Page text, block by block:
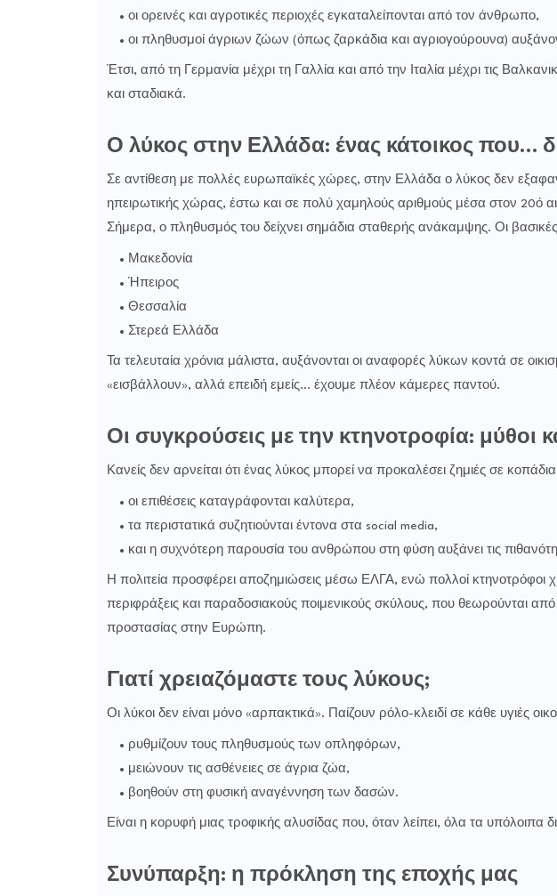
οι ορεινές και αγροτικές περιοχές εγκαταλείπονται από τον άνθρωπο,
οι πληθυσμοί άγριων ζώων (όπως ζαρκάδια και αγριογούρουνα)
Έτσι, από τη Γερμανία μέχρι τη Γαλλία και από την Ιταλία μέχρι τις
και σταδιακά.
Ο λύκος στην Ελλάδα: ένας κάτοικος που…
Σε αντίθεση με πολλές ευρωπαϊκές χώρες, στην Ελλάδα ο λύκος δεν
ηπειρωτικής χώρας, έστω και σε πολύ χαμηλούς αριθμούς μέσα στον 20ό
Σήμερα, ο πληθυσμός του δείχνει σημάδια σταθερής ανάκαμψης. Οι βασικές
Μακεδονία
Ήπειρος
Θεσσαλία
Στερεά Ελλάδα
Τα τελευταία χρόνια μάλιστα, αυξάνονται οι αναφορές λύκων κοντά σε
«εισβάλλουν», αλλά επειδή εμείς… έχουμε πλέον κάμερες παντού.
Οι συγκρούσεις με την κτηνοτροφία: μύθοι
Κανείς δεν αρνείται ότι ένας λύκος μπορεί να προκαλέσει ζημιές σε
οι επιθέσεις καταγράφονται καλύτερα,
τα περιστατικά συζητιούνται έντονα στα social media,
και η συχνότερη παρουσία του ανθρώπου στη φύση αυξάνει τις
Η πολιτεία προσφέρει αποζημιώσεις μέσω ΕΛΓΑ, ενώ πολλοί κτηνοτρόφοι
περιφράξεις και παραδοσιακούς ποιμενικούς σκύλους, που θεωρούνται
προστασίας στην Ευρώπη.
Γιατί χρειαζόμαστε τους λύκους;
Οι λύκοι δεν είναι μόνο «αρπακτικά». Παίζουν ρόλο-κλειδί σε κάθε υγιές
ρυθμίζουν τους πληθυσμούς των οπληφόρων,
μειώνουν τις ασθένειες σε άγρια ζώα,
βοηθούν στη φυσική αναγέννηση των δασών.
Είναι η κορυφή μιας τροφικής αλυσίδας που, όταν λείπει, όλα τα υπόλοιπα
Συνύπαρξη: η πρόκληση της εποχής μας